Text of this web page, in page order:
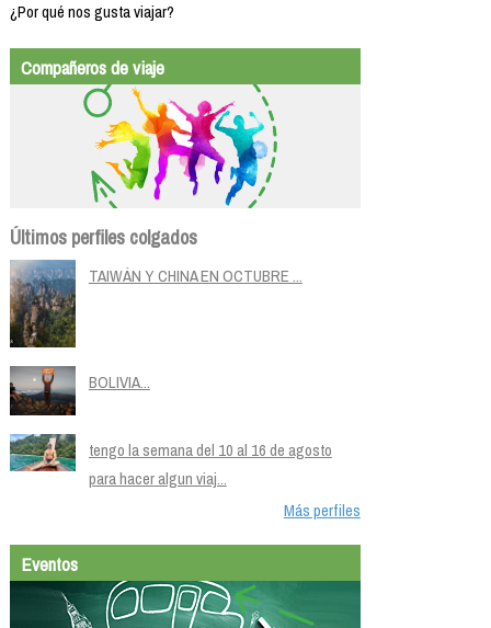
¿Por qué nos gusta viajar?
Compañeros de viaje
Últimos perfiles colgados
TAIWÁN Y CHINA EN OCTUBRE ...
BOLIVIA...
tengo la semana del 10 al 16 de agosto
para hacer algun viaj...
Más perfiles
Eventos